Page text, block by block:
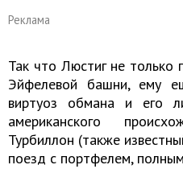
Реклама
Так что Люстиг не только
Эйфелевой башни, ему
виртуоз обмана и его
американского
Турбиллон (также
поезд с портфелем,